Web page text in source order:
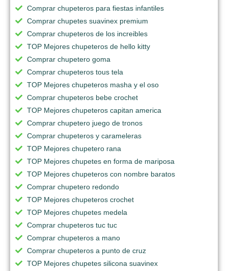
Comprar chupeteros para fiestas infantiles
Comprar chupetes suavinex premium
Comprar chupeteros de los increibles
TOP Mejores chupeteros de hello kitty
Comprar chupetero goma
Comprar chupeteros tous tela
TOP Mejores chupeteros masha y el oso
Comprar chupeteros bebe crochet
TOP Mejores chupeteros capitan america
Comprar chupetero juego de tronos
Comprar chupeteros y carameleras
TOP Mejores chupetero rana
TOP Mejores chupetes en forma de mariposa
TOP Mejores chupeteros con nombre baratos
Comprar chupetero redondo
TOP Mejores chupeteros crochet
TOP Mejores chupetes medela
Comprar chupeteros tuc tuc
Comprar chupeteros a mano
Comprar chupeteros a punto de cruz
TOP Mejores chupetes silicona suavinex